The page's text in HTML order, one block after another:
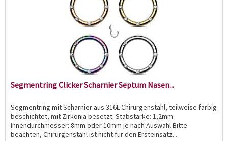
Segmentring Clicker Scharnier Septum Nasen...
Segmentring mit Scharnier aus 316L Chirurgenstahl, teilweise farbig
beschichtet, mit Zirkonia besetzt. Stabstärke: 1,2mm
Innendurchmesser: 8mm oder 10mm je nach Auswahl Bitte
beachten, Chirurgenstahl ist nicht für den Ersteinsatz...